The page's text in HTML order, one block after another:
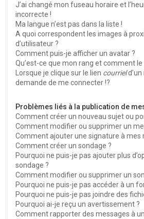
J’ai changé mon fuseau horaire et
incorrecte !
Ma langue n’est pas dans la liste !
A quoi correspondent les images à
d’utilisateur ?
Comment puis-je afficher un avatar ?
Qu’est-ce que mon rang et comment
Lorsque je clique sur le lien courriel
demande de me connecter !?
Problèmes liés à la publication de
Comment créer un nouveau sujet ou
Comment modifier ou supprimer un
Comment ajouter une signature à mes
Comment créer un sondage ?
Pourquoi ne puis-je pas ajouter plus
sondage ?
Comment modifier ou supprimer un
Pourquoi ne puis-je pas accéder à un
Pourquoi ne puis-je pas joindre des
Pourquoi ai-je reçu un avertissement ?
Comment rapporter des messages à